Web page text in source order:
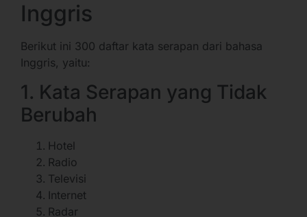
Inggris
Berikut ini 300 daftar kata serapan dari bahasa
Inggris, yaitu:
1. Kata Serapan yang Tidak
Berubah
Hotel
Radio
Televisi
Internet
Radar